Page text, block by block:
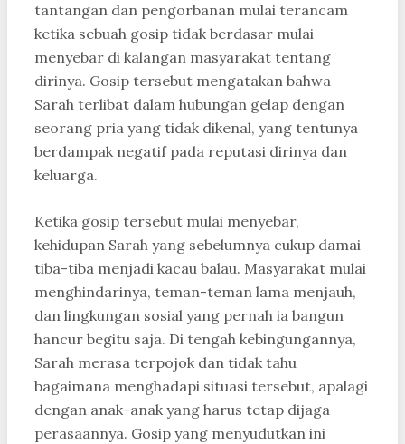
tantangan dan pengorbanan mulai terancam
ketika sebuah gosip tidak berdasar mulai
menyebar di kalangan masyarakat tentang
dirinya. Gosip tersebut mengatakan bahwa
Sarah terlibat dalam hubungan gelap dengan
seorang pria yang tidak dikenal, yang tentunya
berdampak negatif pada reputasi dirinya dan
keluarga.
Ketika gosip tersebut mulai menyebar,
kehidupan Sarah yang sebelumnya cukup damai
tiba-tiba menjadi kacau balau. Masyarakat mulai
menghindarinya, teman-teman lama menjauh,
dan lingkungan sosial yang pernah ia bangun
hancur begitu saja. Di tengah kebingungannya,
Sarah merasa terpojok dan tidak tahu
bagaimana menghadapi situasi tersebut, apalagi
dengan anak-anak yang harus tetap dijaga
perasaannya. Gosip yang menyudutkan ini